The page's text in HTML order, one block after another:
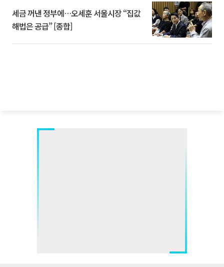
세금 꺼낸 정부에…오세훈 서울시장 “집값
해법은 공급” [종합]